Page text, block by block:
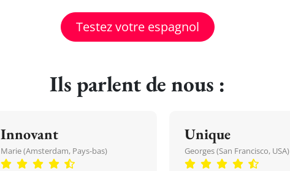
Testez votre espagnol
Ils parlent de nous :
Innovant
Marie (Amsterdam, Pays-bas)
Unique
Georges (San Francisco, USA)